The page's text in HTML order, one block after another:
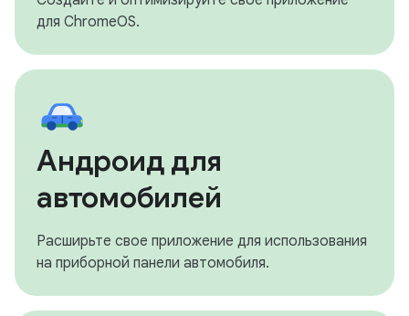
для ChromeOS.
Андроид для
автомобилей
Расширьте свое приложение для использования
на приборной панели автомобиля.